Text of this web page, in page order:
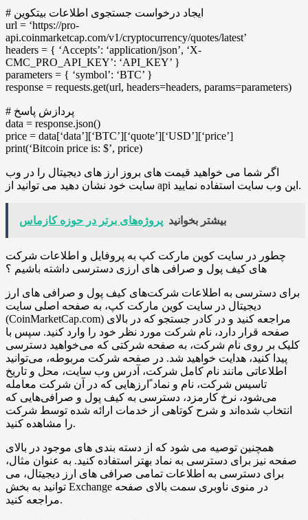
# ایجاد درخواست جستجوی اطلاعات بیتکوین
url = ‘https://pro-
api.coinmarketcap.com/v1/cryptocurrency/quotes/latest’
headers = { ‘Accepts’: ‘application/json’, ‘X-
CMC_PRO_API_KEY’: ‘API_KEY’ }
parameters = { ‘symbol’: ‘BTC’ }
response = requests.get(url, headers=headers, params=parameters)
# پردازش پاسخ
data = response.json()
price = data[‘data’][‘BTC’][‘quote’][‘USD’][‘price’]
print(‘Bitcoin price is: $’, price)
اگر شما می خواهید قیمت های بروز ارز های دیجیتال را در وب
سایت خود نشان دهید می توانید از api این وب سایت استفاده نمایید.
بیشتر بخوانید پروژه‌های برتر در حوزه کازماس
چطور در سایت کوین مارکت کپ به پروفایل و اطلاعات شرکت
های کیف پول و صرافی های ارزی دسترسی داشته باشیم ؟
برای دسترسی به اطلاعات شرکت‌های کیف پول و صرافی های ارز
دیجیتال در سایت کوین مارکت کپ، به صفحه اصلی سایت
(CoinMarketCap.com) مراجعه کنید و در کادر جستجو که در بالای
صفحه قرار دارد، نام شرکت مورد نظر خود را وارد کنید. سپس با
کلیک بر روی نام شرکت، به صفحه شرکتی که می‌خواهید دسترسی
پیدا کنید، هدایت خواهید شد. در صفحه شرکت مربوطه، می‌توانید
اطلاعاتی مانند نام کامل شرکت، آدرس وب سایت، محل و تاریخ
تاسیس شرکت، نام و نماد ًارز‌هایی که در آن شرکت معامله
می‌شود، نرخ کارمزد، دسترسی به کیف پول و صرافی‌هایی که
انتخاب شده‌اند و شرح کوتاهی از خدمات ارائه شده توسط شرکت
را مشاهده کنید.
همچنین توصیه می شود که از دسته بندی های موجود در بالای
صفحه نیز برای دسترسی به نماد بهتر استفاده کنید. به عنوان مثال،
برای دسترسی به اطلاعات تمامی صرافی های ارز دیجیتال، می
توانید به بخش Exchange در منوی ناوبری سمت بالای صفحه
مراجعه کنید.